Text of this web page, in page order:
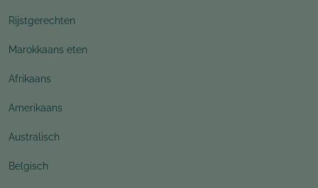
Rijstgerechten
Marokkaans eten
Afrikaans
Amerikaans
Australisch
Belgisch